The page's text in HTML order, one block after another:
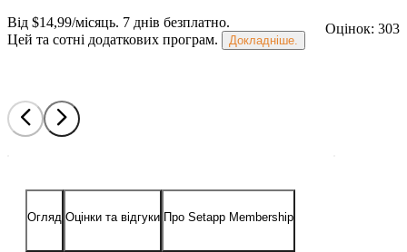
Оцінок: 303
Від $14,99/місяць. 7 днів безплатно.
Цей та сотні додаткових програм.
Докладніше.
Огляд Оцінки та відгуки Про Setapp Membership